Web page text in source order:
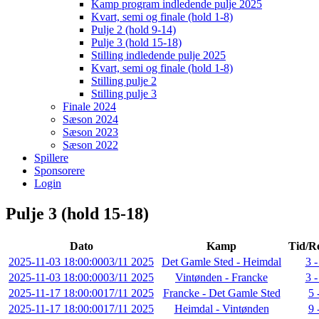
Kamp program indledende pulje 2025
Kvart, semi og finale (hold 1-8)
Pulje 2 (hold 9-14)
Pulje 3 (hold 15-18)
Stilling indledende pulje 2025
Kvart, semi og finale (hold 1-8)
Stilling pulje 2
Stilling pulje 3
Finale 2024
Sæson 2024
Sæson 2023
Sæson 2022
Spillere
Sponsorere
Login
Pulje 3 (hold 15-18)
Dato Kamp Tid/
2025-11-03 18:00:0003/11 2025 Det Gamle Sted - Heimdal 3
2025-11-03 18:00:0003/11 2025 Vintønden - Francke 3
2025-11-17 18:00:0017/11 2025 Francke - Det Gamle Sted 5
2025-11-17 18:00:0017/11 2025 Heimdal - Vintønden 9